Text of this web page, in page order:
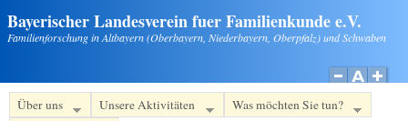
Bayerischer Landesverein fuer Familienkunde e.V.
Familienforschung in Altbayern (Oberbayern, Niederbayern, Oberpfalz) und Schwaben
Über uns Unsere Aktivitäten
Was möchten Sie tun?